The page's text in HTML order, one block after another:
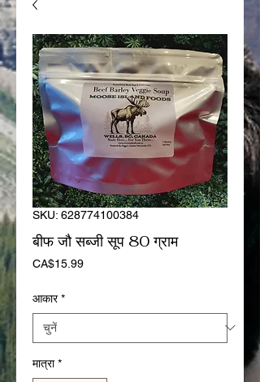
SKU: 628774100384
बीफ जौ सब्जी सूप 80 ग्राम
CA$15.99मूल्य
आकार *
मात्रा *